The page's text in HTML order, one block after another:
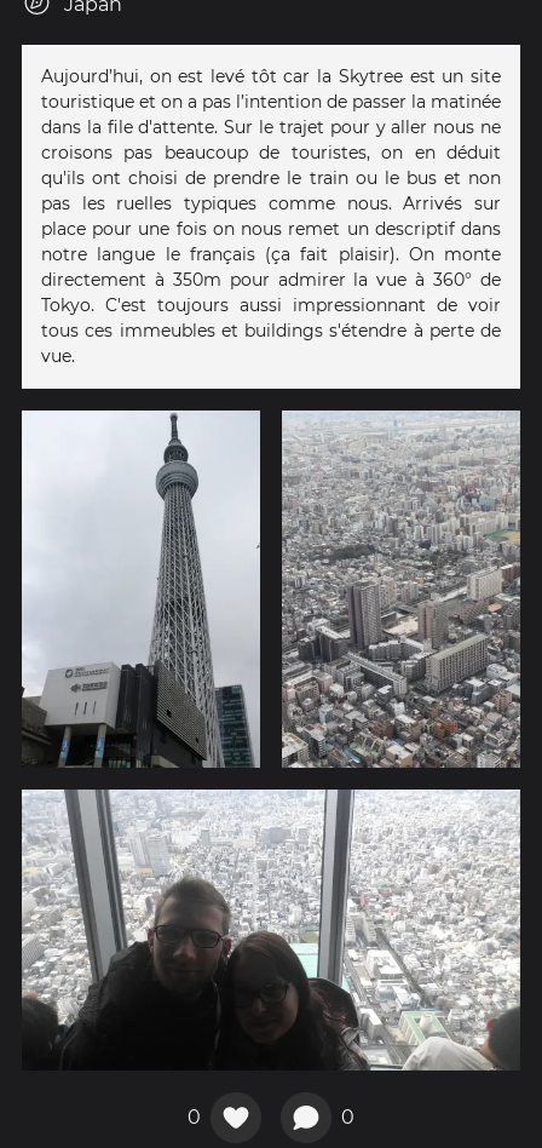
Aujourd’hui, on est levé tôt car la Skytree est un site
touristique et on a pas l’intention de passer la matinée
dans la file d'attente. Sur le trajet pour y aller nous ne
croisons pas beaucoup de touristes, on en déduit
qu'ils ont choisi de prendre le train ou le bus et non
pas les ruelles typiques comme nous. Arrivés sur
place pour une fois on nous remet un descriptif dans
notre langue le français (ça fait plaisir). On monte
directement à 350m pour admirer la vue à 360° de
Tokyo. C'est toujours aussi impressionnant de voir
tous ces immeubles et buildings s'étendre à perte de
vue.
0 0